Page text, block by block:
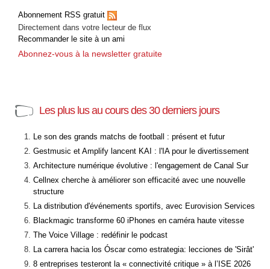
Abonnement RSS gratuit
Directement dans votre lecteur de flux
Recommander le site à un ami
Abonnez-vous à la newsletter gratuite
Les plus lus au cours des 30 derniers jours
Le son des grands matchs de football : présent et futur
Gestmusic et Amplify lancent KAI : l'IA pour le divertissement
Architecture numérique évolutive : l'engagement de Canal Sur
Cellnex cherche à améliorer son efficacité avec une nouvelle
structure
La distribution d'événements sportifs, avec Eurovision Services
Blackmagic transforme 60 iPhones en caméra haute vitesse
The Voice Village : redéfinir le podcast
La carrera hacia los Óscar como estrategia: lecciones de 'Sirât'
8 entreprises testeront la « connectivité critique » à l’ISE 2026